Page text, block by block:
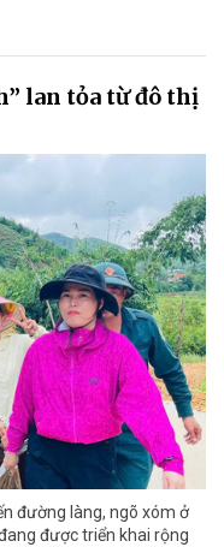
lan tỏa từ đô thị
đường làng, ngõ xóm ở
được triển khai rộng